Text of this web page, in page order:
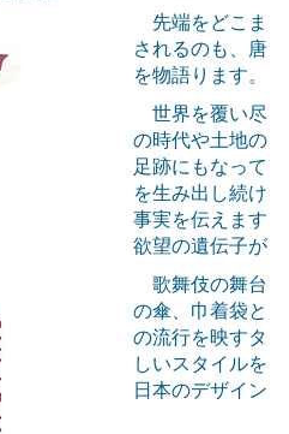
先端をどこまで
されるのも、唐
を物語ります。
世界を覆い尽く
の時代や土地の
足跡にもなって
を生み出し続け
事実を伝えます
欲望の遺伝子が
歌舞伎の舞台は
の傘、巾着袋と
の流行を映すタ
しいスタイルを
日本のデザイン